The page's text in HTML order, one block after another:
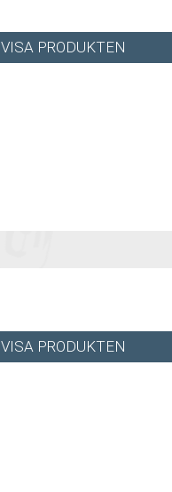
VISA PRODUKTEN
VISA PRODUKTEN